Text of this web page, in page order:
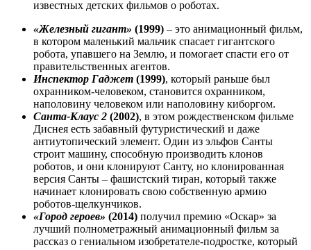
известных детских фильмов о роботах.
«Железный гигант» (1999) – это анимационный фильм,
в котором маленький мальчик спасает гигантского
робота, упавшего на Землю, и помогает спасти его от
правительственных агентов.
Инспектор Гаджет (1999), который раньше был
охранником-человеком, становится охранником,
наполовину человеком или наполовину киборгом.
Санта-Клаус 2 (2002), в этом рождественском фильме
Диснея есть забавный футуристический и даже
антиутопический элемент. Один из эльфов Санты
строит машину, способную производить клонов
роботов, и они клонируют Санту, но клонированная
версия Санты – фашистский тиран, который также
начинает клонировать свою собственную армию
роботов-щелкунчиков.
«Город героев» (2014) получил премию «Оскар» за
лучший полнометражный анимационный фильм за
рассказ о гениальном изобретателе-подростке, который